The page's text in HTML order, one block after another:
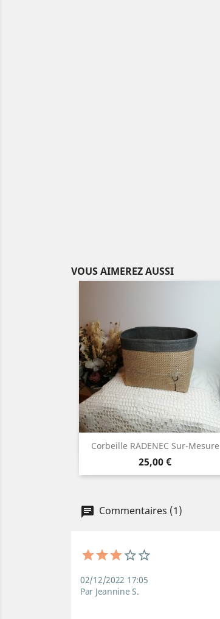
VOUS AIMEREZ AUSSI
Corbeille RADENEC Sur-Mesure
Prix
25,00 €
 Aperçu rapide
BlancLin
naturelmoyen
Commentaires (1)
02/12/2022 17:05
Par Jeannine S.